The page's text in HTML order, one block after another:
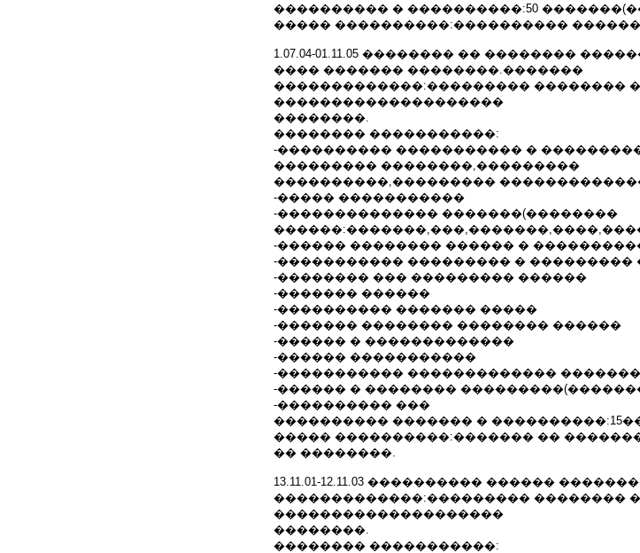
���������� � ����������:50
����� ����������:����������
1.07.04-01.11.05 �������� �� ��������
���� ������� ��������.�������
�������������:��������� ��������
��������������������
��������.
�������� �����������:
-���������� ����������� �
��������� ��������,���������
����������,���������
-����� �����������
-�������������� �������(��������
-������ �������� ������ �
-����������� ��������� � ���������
-�������� ��� ��������� ������
-������� ������
-���������� ������� �����
-������� �������� �������� ������
-������ � �������������
-������ �����������
-����������� ������������� �������
-������ � ��������
-���������� ���
���������� ������� �
����� ����������:������� ��
�� ��������.
13.11.01-12.11.03 ���������� ������
�������������:��������� ��������
��������������������
��������.
�������� �����������: